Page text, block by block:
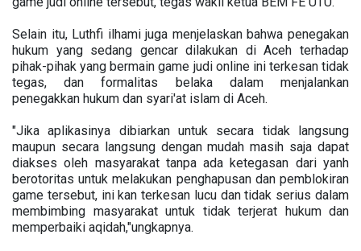
Selain itu, Luthfi ilhami juga menjelaskan bahwa penegakan
hukum yang sedang gencar dilakukan di Aceh terhadap
pihak-pihak yang bermain game judi online ini terkesan tidak
tegas, dan formalitas belaka dalam menjalankan
penegakkan hukum dan syari'at islam di Aceh.
"Jika aplikasinya dibiarkan untuk secara tidak langsung
maupun secara langsung dengan mudah masih saja dapat
diakses oleh masyarakat tanpa ada ketegasan dari yanh
berotoritas untuk melakukan penghapusan dan pemblokiran
game tersebut, ini kan terkesan lucu dan tidak serius dalam
membimbing masyarakat untuk tidak terjerat hukum dan
memperbaiki aqidah,"ungkapnya.